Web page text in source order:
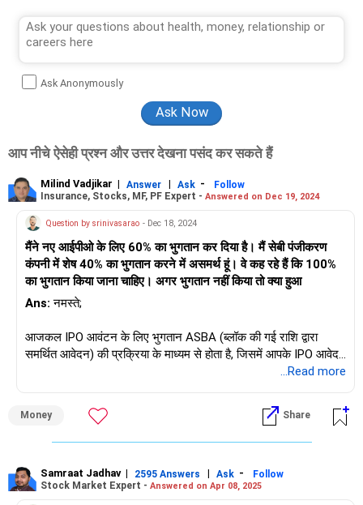
Ask Anonymously
आप नीचे ऐसेही प्रश्न और उत्तर देखना पसंद कर सकते हैं
Milind Vadjikar | Answer | Ask -
Follow
Insurance, Stocks, MF, PF Expert - Answered on Dec 19, 2024
Question by srinivasarao - Dec 18, 2024
मैंने नए आईपीओ के लिए 60% का भुगतान कर दिया है। मैं सेबी पंजीकरण
कंपनी में शेष 40% का भुगतान करने में असमर्थ हूं। वे कह रहे हैं कि 100%
का भुगतान किया जाना चाहिए। अगर भुगतान नहीं किया तो क्या हुआ
Ans: नमस्ते;
आजकल IPO आवंटन के लिए भुगतान ASBA (ब्लॉक की गई राशि द्वारा
समर्थित आवेदन) की प्रक्रिया के माध्यम से होता है, जिसमें आपके IPO आवेदन
को वित्तपोषित करने के लिए आवश्यक धनराशि को ब्लॉक कर दिया जाता है।
यदि धनराशि पर्याप्त नहीं है तो आवेदन आगे नहीं बढ़ेगा।
इसमें कोई जुर्माना या दंड नहीं है, लेकिन यह बैंक/ब्रोकर के साथ आपकी
शुभकामनाएँ;
...Read more
Money Share
Samraat Jadhav| 2595 Answers | Ask -
Follow
Stock Market Expert - Answered on Apr 08, 2025